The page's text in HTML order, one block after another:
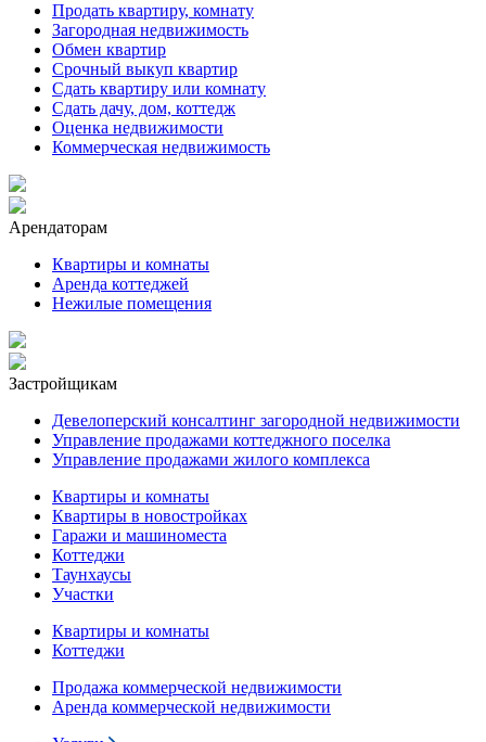
Продать квартиру, комнату
Загородная недвижимость
Обмен квартир
Срочный выкуп квартир
Сдать квартиру или комнату
Сдать дачу, дом, коттедж
Оценка недвижимости
Коммерческая недвижимость
Арендаторам
Квартиры и комнаты
Аренда коттеджей
Нежилые помещения
Застройщикам
Девелоперский консалтинг загородной недвижимости
Управление продажами коттеджного поселка
Управление продажами жилого комплекса
Квартиры и комнаты
Квартиры в новостройках
Гаражи и машиноместа
Коттеджи
Таунхаусы
Участки
Квартиры и комнаты
Коттеджи
Продажа коммерческой недвижимости
Аренда коммерческой недвижимости